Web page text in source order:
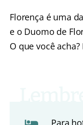
Florença é uma
e o Duomo de
O que você
Para